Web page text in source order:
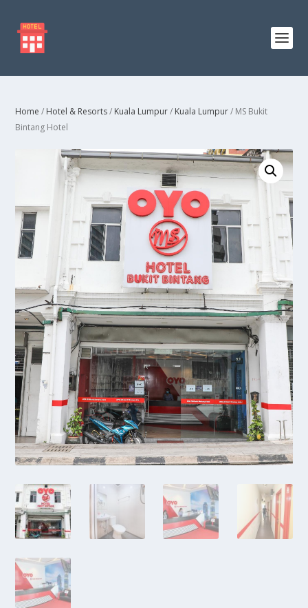
Home / Hotel & Resorts/ Kuala Lumpur/ Kuala Lumpur/ MS Bukit
Bintang Hotel